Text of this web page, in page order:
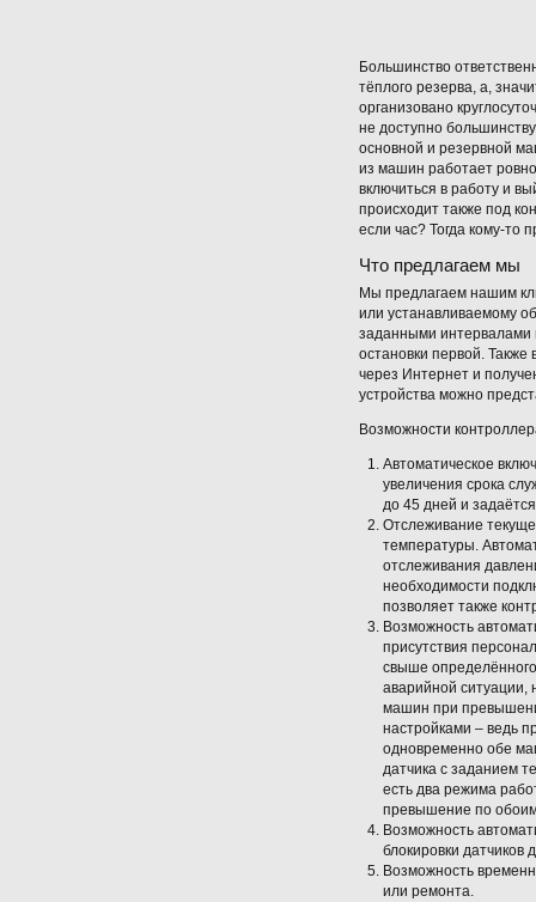
Большинство
тёплого резерва, а,
организовано
не доступно
основной и резервной
из машин работает
включиться в работу и
происходит также под
если час? Тогда кому-то
Что предлагаем мы
Мы предлагаем нашим
или устанавливаемому
заданными интервалами
остановки первой.
через Интернет и
устройства можно
Возможности
Автоматическое
увеличения срока
до 45 дней и
Отслеживание
температуры.
отслеживания
необходимости
позволяет также
Возможность
присутствия
свыше
аварийной ситуации,
машин при
настройками – ведь
одновременно обе
датчика с заданием
есть два режима
превышение по
Возможность
блокировки датчиков
Возможность
или ремонта.